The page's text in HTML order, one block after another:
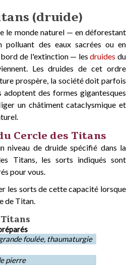
(druide)
le monde naturel — en déforestant
polluant des eaux sacrées ou en
bord de l'extinction — lesdruides du
Les druides de cet ordre
prospère, la société doit parfois
des formes gigantesques
un châtiment cataclysmique et
Cercle des Titans
niveau de druide spécifié dans la
Titans, les sorts indiqués sont
pour vous.
les sorts de cette capacité lorsque
de Titan.
foulée, thaumaturgie
pierre